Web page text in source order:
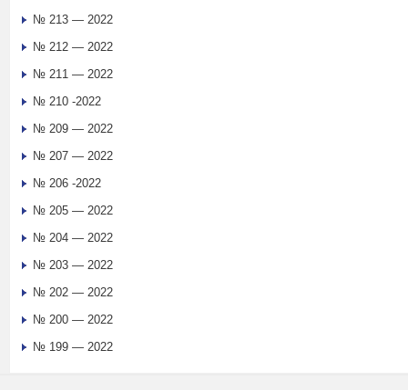
№ 213 — 2022
№ 212 — 2022
№ 211 — 2022
№ 210 -2022
№ 209 — 2022
№ 207 — 2022
№ 206 -2022
№ 205 — 2022
№ 204 — 2022
№ 203 — 2022
№ 202 — 2022
№ 200 — 2022
№ 199 — 2022